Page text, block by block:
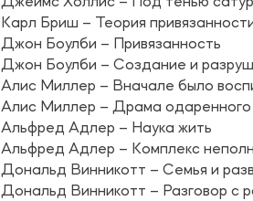
Карл Бриш – Теория
Джон Боулби – Привязанность
Джон Боулби – Создание и
Алис Миллер – Вначале было
Алис Миллер – Драма одаренного
Альфред Адлер – Наука жить
Альфред Адлер – Комплекс
Дональд Винникотт – Семья и
Дональд Винникотт – Разговор с